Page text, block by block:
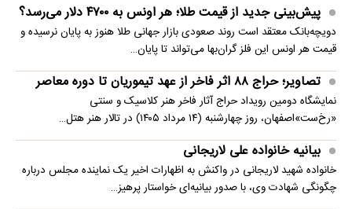
پیش‌بینی جدید از قیمت طلا؛ هر اونس به ۴۷۰۰ دلار می‌رسد؟
دویچه‌بانک معتقد است روند صعودی بازار جهانی طلا هنوز به پایان نرسیده و
قیمت هر اونس این فلز گران‌بها می‌تواند تا پایان…
تصاویر؛ حراج ۸۸ اثر فاخر از عهد تیموریان تا دوره معاصر
نمایشگاه دومین رویداد حراج آثار فاخر هنر کلاسیک و سنتی
«رخ‌ست»اصفهان، روز چهارشنبه (۱۴ مرداد ۱۴۰۵) در تالار هنر هتل…
بیانیه خانواده علی لاریجانی
خانواده شهید لاریجانی در واکنش به اظهارات اخیر یک نماینده مجلس درباره
چگونگی شهادت وی، با صدور بیانیه‌ای خواستار پرهیز…